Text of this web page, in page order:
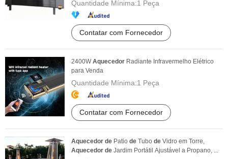
Quantidade Mínima:1 Peça
Contatar com Fornecedor
2400WAquecedor Radiante Infravermelho Elétrico
para Venda
Quantidade Mínima:1 Peça
Contatar com Fornecedor
Aquecedor de Patio de Tubo de Vidro em Torre,
Aquecedor de Jardim Portátil Ajustável a Propano, ...